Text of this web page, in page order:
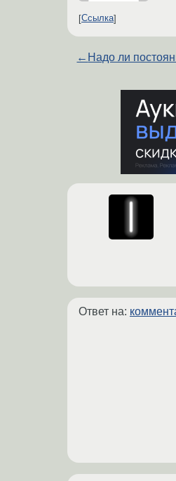
Ссылка
← Надо ли
Ответ на: